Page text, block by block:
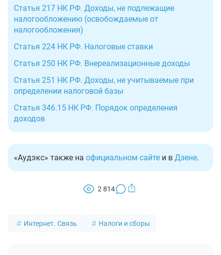
Статья 217 НК РФ. Доходы, не подлежащие
налогообложению (освобождаемые от
налогообложения)
Статья 224 НК РФ. Налоговые ставки
Статья 250 НК РФ. Внереализационные доходы
Статья 251 НК РФ. Доходы, не учитываемые при
определении налоговой базы
Статья 346.15 НК РФ. Порядок определения
доходов
«Аудэкс» также на официальном сайте и в Дзене.
2 814
Интернет. Связь Налоги и сборы